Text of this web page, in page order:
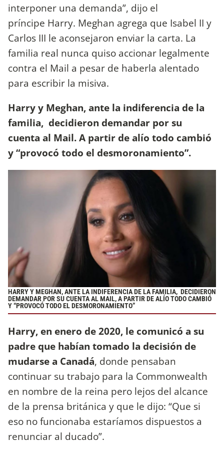
interponer una demanda”, dijo el
príncipe Harry. Meghan agrega que Isabel II y
Carlos III le aconsejaron enviar la carta. La
familia real nunca quiso accionar legalmente
contra el Mail a pesar de haberla alentado
para escribir la misiva.
Harry y Meghan, ante la indiferencia de la
familia, decidieron demandar por su
cuenta al Mail. A partir de alío todo cambió
y “provocó todo el desmoronamiento”.
HARRY Y MEGHAN, ANTE LA INDIFERENCIA DE LA FAMILIA, DECIDIERON
DEMANDAR POR SU CUENTA AL MAIL, A PARTIR DE ALÍO TODO CAMBIÓ
Y “PROVOCÓ TODO EL DESMORONAMIENTO”
Harry, en enero de 2020, le comunicó a su
padre que habían tomado la decisión de
mudarse a Canadá, donde pensaban
continuar su trabajo para la Commonwealth
en nombre de la reina pero lejos del alcance
de la prensa británica y que le dijo: “Que si
eso no funcionaba estaríamos dispuestos a
renunciar al ducado”.